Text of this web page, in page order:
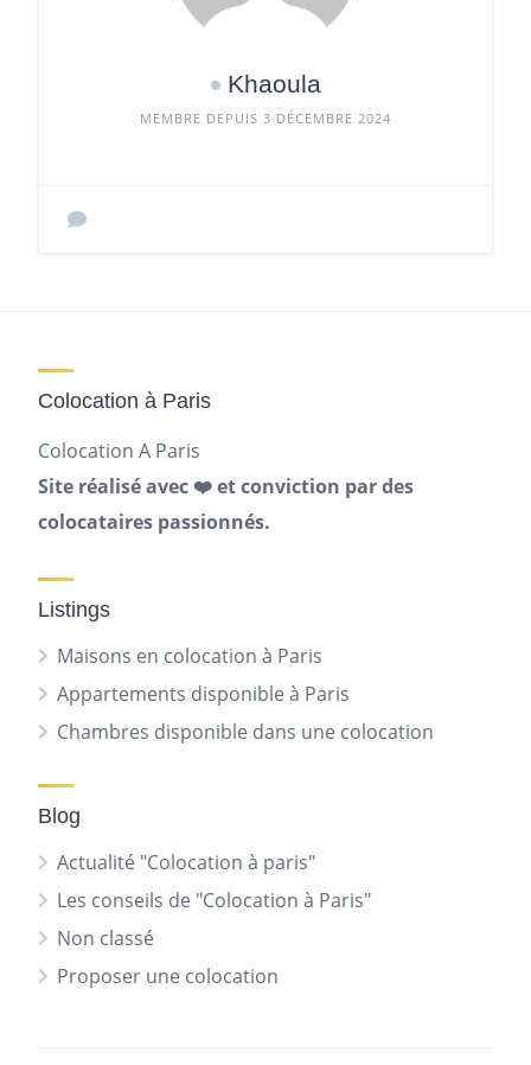
Khaoula
MEMBRE DEPUIS 3 DÉCEMBRE 2024
Colocation à Paris
Colocation A Paris
Site réalisé avec ❤️ et conviction par des
colocataires passionnés.
Listings
Maisons en colocation à Paris
Appartements disponible à Paris
Chambres disponible dans une colocation
Blog
Actualité "Colocation à paris"
Les conseils de "Colocation à Paris"
Non classé
Proposer une colocation